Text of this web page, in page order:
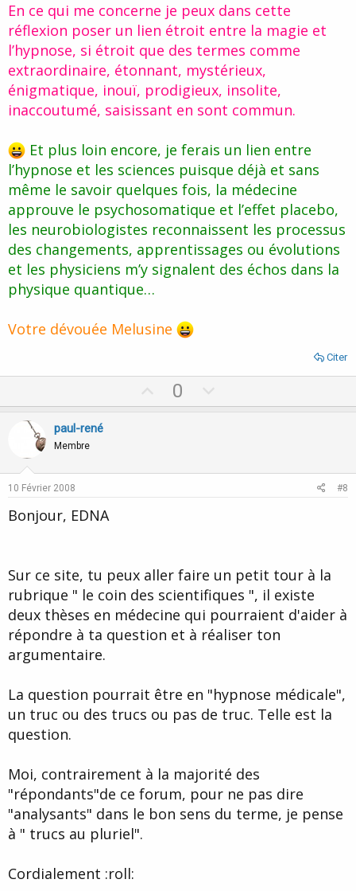
En ce qui me concerne je peux dans cette
réflexion poser un lien étroit entre la magie et
l’hypnose, si étroit que des termes comme
extraordinaire, étonnant, mystérieux,
énigmatique, inouï, prodigieux, insolite,
inaccoutumé, saisissant en sont commun.
Et plus loin encore, je ferais un lien entre
l’hypnose et les sciences puisque déjà et sans
même le savoir quelques fois, la médecine
approuve le psychosomatique et l’effet placebo,
les neurobiologistes reconnaissent les processus
des changements, apprentissages ou évolutions
et les physiciens m’y signalent des échos dans la
physique quantique…
Votre dévouée Melusine
Citer
p
0
o
paul-rené
Membre
10 Février 2008 #8
Bonjour, EDNA
Sur ce site, tu peux aller faire un petit tour à la
rubrique " le coin des scientifiques ", il existe
deux thèses en médecine qui pourraient d'aider à
répondre à ta question et à réaliser ton
argumentaire.
La question pourrait être en "hypnose médicale",
un truc ou des trucs ou pas de truc. Telle est la
question.
Moi, contrairement à la majorité des
"répondants"de ce forum, pour ne pas dire
"analysants" dans le bon sens du terme, je pense
à " trucs au pluriel".
Cordialement :roll: